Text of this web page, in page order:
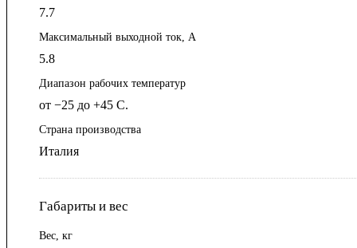
7.7
Максимальный выходной ток, А
5.8
Диапазон рабочих температур
от −25 до +45 С.
Страна производства
Италия
Габариты и вес
Вес, кг